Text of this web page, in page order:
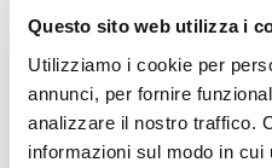
Questo sito web utilizza i
Utilizziamo i cookie per
annunci, per fornire
analizzare il nostro traffico.
informazioni sul modo in